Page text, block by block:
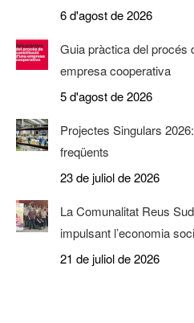
6 d'agost de 2026
Guia pràctica del procés
empresa cooperativa
5 d'agost de 2026
Projectes Singulars
freqüents
23 de juliol de 2026
La Comunalitat Reus
impulsant l’economia
21 de juliol de 2026